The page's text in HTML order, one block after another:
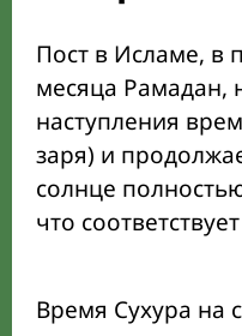
Пост в Исламе, в
месяца Рамадан,
наступления
заря) и
солнце
что
Время Сухура на